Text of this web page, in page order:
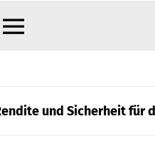
und Sicherheit für